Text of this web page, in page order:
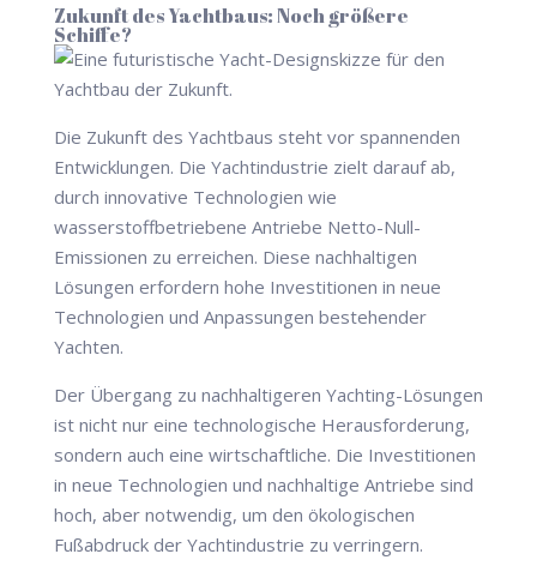
Zukunft des Yachtbaus: Noch größere
Schiffe?
Die Zukunft des Yachtbaus steht vor spannenden
Entwicklungen. Die Yachtindustrie zielt darauf ab,
durch innovative Technologien wie
wasserstoffbetriebene Antriebe Netto-Null-
Emissionen zu erreichen. Diese nachhaltigen
Lösungen erfordern hohe Investitionen in neue
Technologien und Anpassungen bestehender
Yachten.
Der Übergang zu nachhaltigeren Yachting-Lösungen
ist nicht nur eine technologische Herausforderung,
sondern auch eine wirtschaftliche. Die Investitionen
in neue Technologien und nachhaltige Antriebe sind
hoch, aber notwendig, um den ökologischen
Fußabdruck der Yachtindustrie zu verringern.